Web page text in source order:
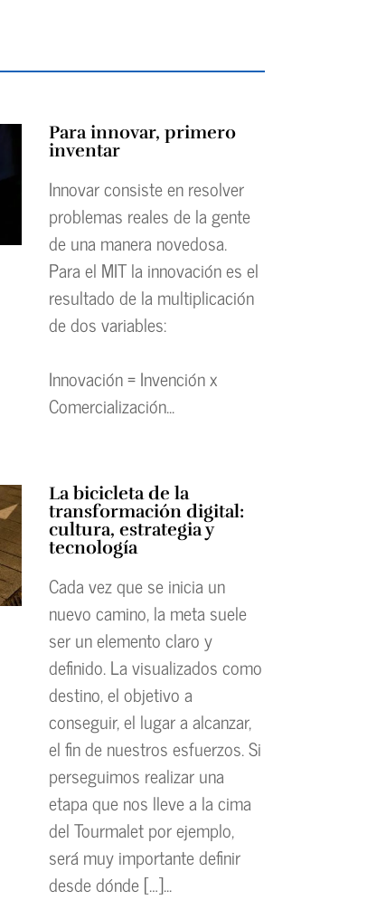
Para innovar, primero
inventar
Innovar consiste en resolver
problemas reales de la gente
de una manera novedosa.
Para el MIT la innovación es el
resultado de la multiplicación
de dos variables:
Innovación = Invención x
Comercialización...
La bicicleta de la
transformación digital:
cultura, estrategia y
tecnología
Cada vez que se inicia un
nuevo camino, la meta suele
ser un elemento claro y
definido. La visualizados como
destino, el objetivo a
conseguir, el lugar a alcanzar,
el fin de nuestros esfuerzos. Si
perseguimos realizar una
etapa que nos lleve a la cima
del Tourmalet por ejemplo,
será muy importante definir
desde dónde […]...